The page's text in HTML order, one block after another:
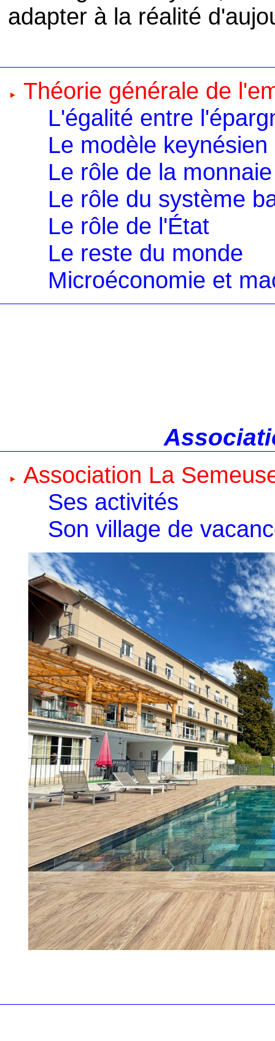
adapter à la réalité
Théorie générale de
L'égalité entre
Le modèle
Le rôle de la monnaie
Le rôle du système
Le rôle de l'État
Le reste du monde
Microéconomie et
Association La
Ses activités
Son village de